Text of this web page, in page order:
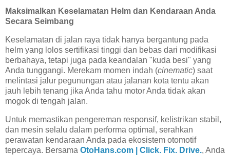
Maksimalkan Keselamatan Helm dan Kendaraan Anda
Secara Seimbang
Keselamatan di jalan raya tidak hanya bergantung pada
helm yang lolos sertifikasi tinggi dan bebas dari modifikasi
berbahaya, tetapi juga pada keandalan "kuda besi" yang
Anda tunggangi. Merekam momen indah (cinematic) saat
melintasi jalur pegunungan atau jalanan kota tentu akan
jauh lebih tenang jika Anda tahu motor Anda tidak akan
mogok di tengah jalan.
Untuk memastikan pengereman responsif, kelistrikan stabil,
dan mesin selalu dalam performa optimal, serahkan
perawatan kendaraan Anda pada ekosistem otomotif
tepercaya. Bersama OtoHans.com | Click. Fix. Drive., Anda